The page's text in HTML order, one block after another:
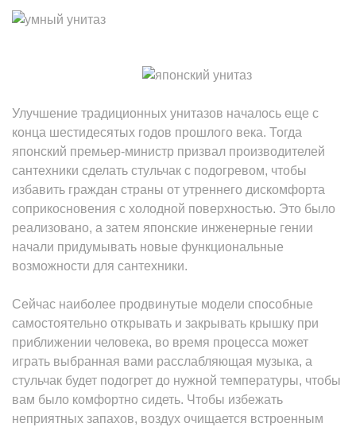
Улучшение традиционных унитазов началось еще с
конца шестидесятых годов прошлого века. Тогда
японский премьер-министр призвал производителей
сантехники сделать стульчак с подогревом, чтобы
избавить граждан страны от утреннего дискомфорта
соприкосновения с холодной поверхностью. Это было
реализовано, а затем японские инженерные гении
начали придумывать новые функциональные
возможности для сантехники.
Сейчас наиболее продвинутые модели способные
самостоятельно открывать и закрывать крышку при
приближении человека, во время процесса может
играть выбранная вами расслабляющая музыка, а
стульчак будет подогрет до нужной температуры, чтобы
вам было комфортно сидеть. Чтобы избежать
неприятных запахов, воздух очищается встроенным